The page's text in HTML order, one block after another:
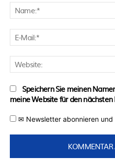
Speichern Sie meinen
meine Website für den
✉ Newsletter abonnieren